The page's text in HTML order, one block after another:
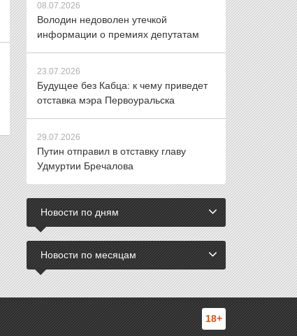
08.07.2026
Володин недоволен утечкой
информации о премиях депутатам
23.07.2026
Будущее без Кабца: к чему приведет
отставка мэра Первоуральска
29.07.2026
Путин отправил в отставку главу
Удмуртии Бречалова
Новости по дням
Новости по месяцам
18+